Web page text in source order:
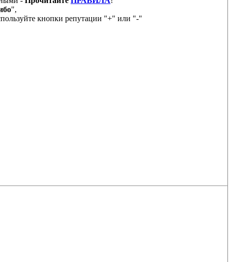
",
кнопки репутации "+" или "-"